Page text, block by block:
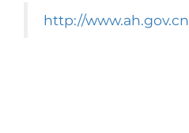
http://www.ah.gov.cn